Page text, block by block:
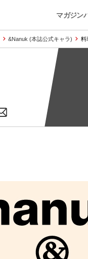
マガジン
&Nanuk (本誌公式キャラ) 料